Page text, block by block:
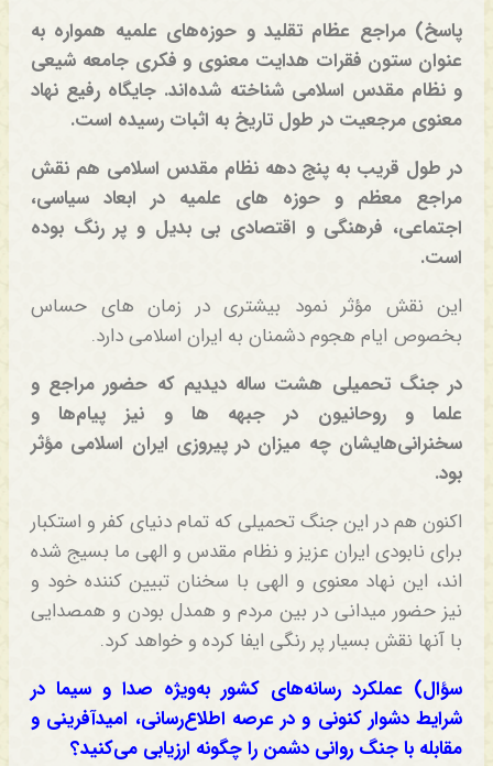
پاسخ) مراجع عظام تقلید و حوزه‌های علمیه همواره به
عنوان ستون‌ فقرات هدایت معنوی و فکری جامعه شیعی
و نظام مقدس اسلامی شناخته شده‌اند. جایگاه رفیع نهاد
معنوی مرجعیت در طول تاریخ به اثبات رسیده است.
در طول قریب به پنج دهه نظام مقدس اسلامی هم نقش
مراجع معظم و حوزه های علمیه در ابعاد سیاسی،
اجتماعی، فرهنگی و اقتصادی بی بدیل و پر رنگ بوده
است.
این نقش مؤثر نمود بیشتری در زمان های حساس
بخصوص ایام هجوم دشمنان به ایران اسلامی دارد.
در جنگ تحمیلی هشت ساله دیدیم که حضور مراجع و
علما و روحانیون در جبهه ها و نیز پیام‌ها و
سخنرانی‌هایشان چه میزان در پیروزی ایران اسلامی مؤثر
بود.
اکنون هم در این جنگ تحمیلی که تمام دنیای کفر و استکبار
برای نابودی ایران عزیز و نظام مقدس و الهی ما بسیج شده
اند، این نهاد معنوی و الهی با سخنان تبیین کننده خود و
نیز حضور میدانی در بین مردم و همدل بودن و همصدایی
با آنها نقش بسیار پر رنگی ایفا کرده و خواهد کرد.
سؤال) عملکرد رسانه‌های کشور به‌ویژه صدا و سیما در
شرایط دشوار کنونی و در عرصه اطلاع‌رسانی، امیدآفرینی و
مقابله با جنگ روانی دشمن را چگونه ارزیابی می‌کنید؟